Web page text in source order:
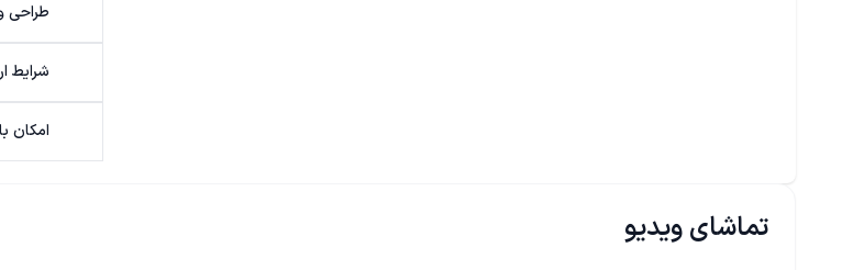
طراحی
شرایط
امکان
تماشای ویدیو